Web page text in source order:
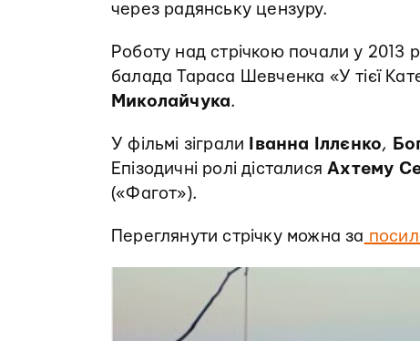
через радянську цензуру.
Роботу над стрічкою почали у 2013
балада Тараса Шевченка «У тієї
Миколайчука.
У фільмі зіграли Іванна Іллєнко,
Епізодичні ролі дісталисяАхтему
(«Фагот»).
Переглянути стрічку можна за